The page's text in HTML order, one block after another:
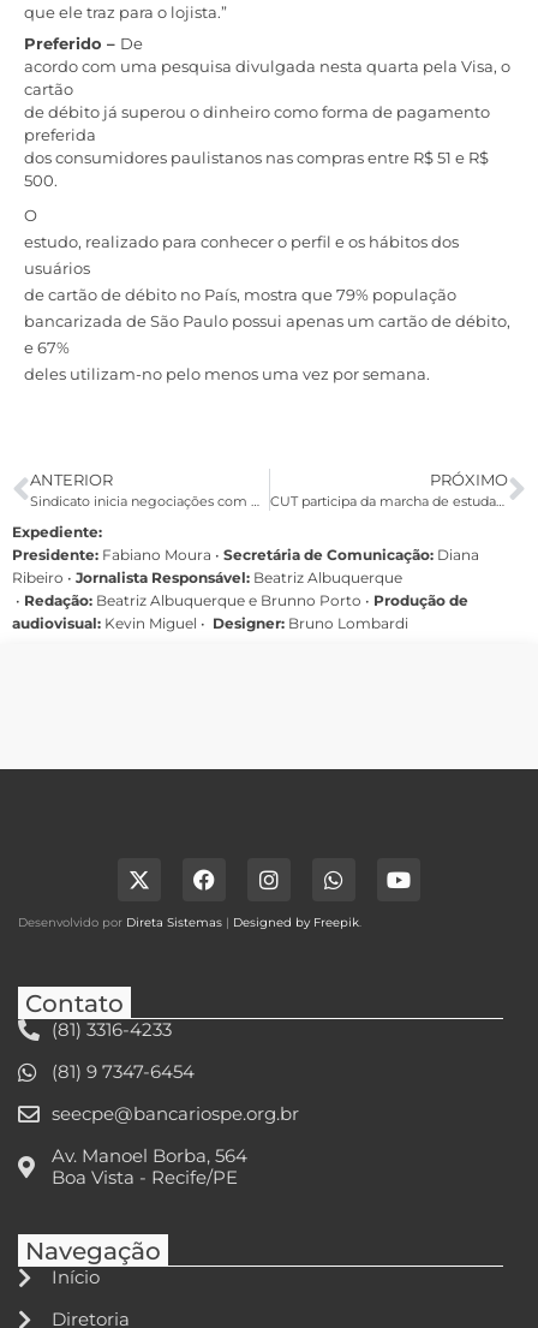
que ele traz para o lojista.”
Preferido – De
acordo com uma pesquisa divulgada nesta quarta pela Visa, o
cartão
de débito já superou o dinheiro como forma de pagamento
preferida
dos consumidores paulistanos nas compras entre R$ 51 e R$
500.
O
estudo, realizado para conhecer o perfil e os hábitos dos
usuários
de cartão de débito no País, mostra que 79% população
bancarizada de São Paulo possui apenas um cartão de débito,
e 67%
deles utilizam-no pelo menos uma vez por semana.
ANTERIOR
Sindicato inicia negociações com Caixa nesta sexta
PRÓXIMO
CUT participa da marcha de estudantes da UNE pela educação em Brasília
Expediente:
Presidente: Fabiano Moura • Secretária de Comunicação: Diana
Ribeiro • Jornalista Responsável: Beatriz Albuquerque
• Redação: Beatriz Albuquerque e Brunno Porto • Produção de
audiovisual: Kevin Miguel • Designer: Bruno Lombardi
Desenvolvido por Direta Sistemas | Designed by Freepik.
Contato
(81) 3316-4233
(81) 9 7347-6454
seecpe@bancariospe.org.br
Av. Manoel Borba, 564
Boa Vista - Recife/PE
Navegação
Início
Diretoria